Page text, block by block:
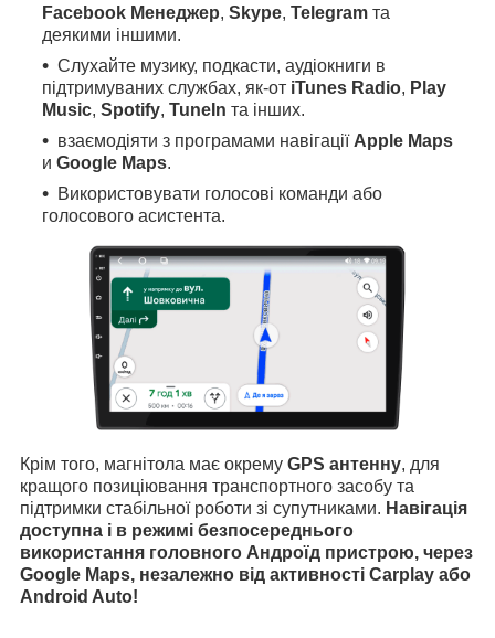
Facebook Менеджер, Skype, Telegram та
деякими іншими.
Слухайте музику, подкасти, аудіокниги в
підтримуваних службах, як-от iTunes Radio, Play
Music, Spotify, TuneIn та інших.
взаємодіяти з програмами навігації Apple Maps
и Google Maps.
Використовувати голосові команди або
голосового асистента.
Крім того, магнітола має окрему GPS антенну, для
кращого позиціювання транспортного засобу та
підтримки стабільної роботи зі супутниками. Навігація
доступна і в режимі безпосереднього
використання головного Андроїд пристрою, через
Google Maps, незалежно від активності Carplay або
Android Auto!